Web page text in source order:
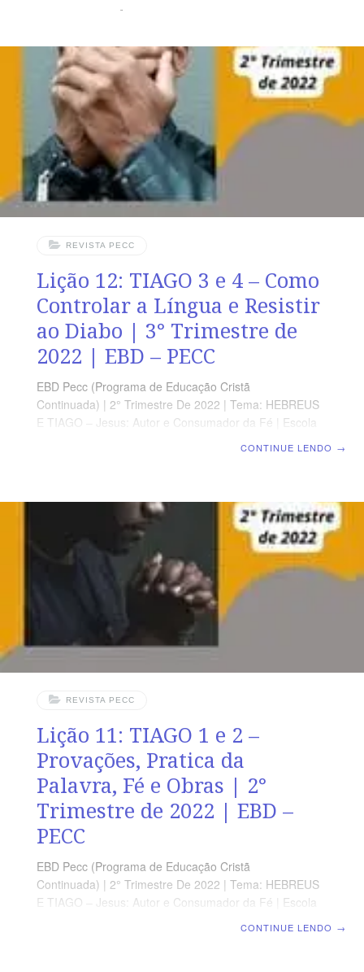
alunos e mestres, inclusive o número da página.
ORIENTAÇÃO PEDAGÓGICA Em Tiago 5 há 20 versos.
Sugerimos começar a aula lendo, com todos os
presentes, Tiago 5.1-20 (5 a 7 min.). A revista funciona
como guia de
REVISTA PECC
Lição 12: TIAGO 3 e 4 – Como
Controlar a Língua e Resistir
ao Diabo | 3° Trimestre de
2022 | EBD – PECC
EBD Pecc (Programa de Educação Cristã
Continuada) | 2° Trimestre De 2022 | Tema: HEBREUS
E TIAGO – Jesus: Autor e Consumador da Fé | Escola
alunos e mestres, inclusive o número da página.
ORIENTAÇÃO PEDAGÓGICA Em Tiago 3 e 4 há 18 e
17 versos, respectivamente. Sugerimos começar a aula
lendo, com todos os presentes, Tiago 3.1-18 (5 a
CONTINUE LENDO →
REVISTA PECC
Lição 11: TIAGO 1 e 2 –
Provações, Pratica da
Palavra, Fé e Obras | 2°
Trimestre de 2022 | EBD –
PECC
EBD Pecc (Programa de Educação Cristã
Continuada) | 2° Trimestre De 2022 | Tema: HEBREUS
E TIAGO – Jesus: Autor e Consumador da Fé | Escola
CONTINUE LENDO →